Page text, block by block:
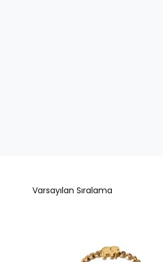
Varsayılan Sıralama